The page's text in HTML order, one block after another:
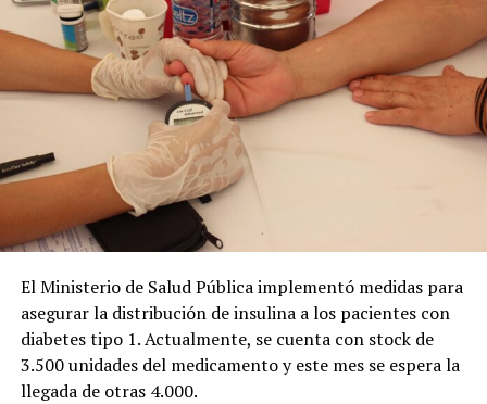
El Ministerio de Salud Pública implementó medidas para
asegurar la distribución de insulina a los pacientes con
diabetes tipo 1. Actualmente, se cuenta con stock de
3.500 unidades del medicamento y este mes se espera la
llegada de otras 4.000.